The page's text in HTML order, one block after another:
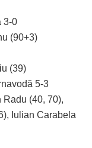
3-0
(90+3)
(39)
5-3
Radu (40, 70),
Iulian Carabela